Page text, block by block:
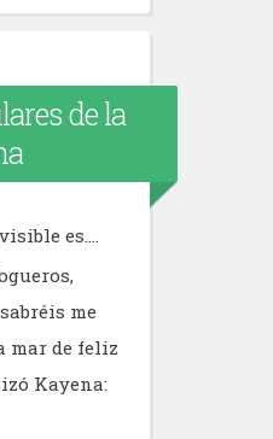
de la
es....
me
mar de feliz
Kayena: